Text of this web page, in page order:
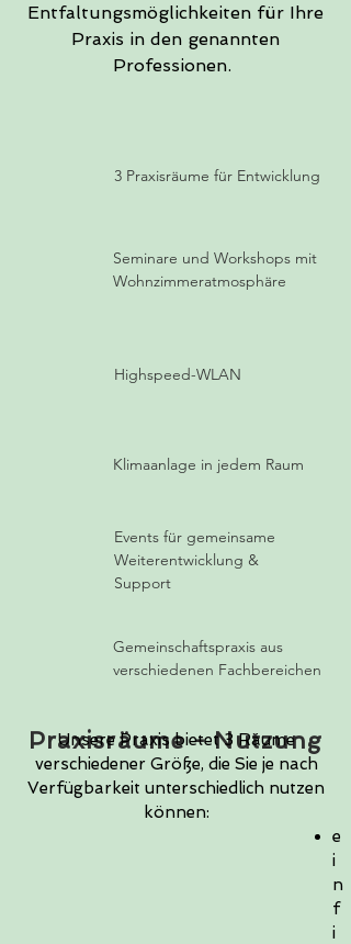
Entfaltungsmöglichkeiten für Ihre
Praxis in den genannten
Professionen.
3 Praxisräume für Entwicklung
Seminare und Workshops mit
Wohnzimmeratmosphäre
Highspeed-WLAN
Klimaanlage in jedem Raum
Events für gemeinsame
Weiterentwicklung &
Support
Gemeinschaftspraxis aus
verschiedenen Fachbereichen
Praxisräume - Nutzung
Unsere Praxis bietet 3 Räume
verschiedener Größe, die Sie je nach
Verfügbarkeit unterschiedlich nutzen
können:
e
i
n
f
i